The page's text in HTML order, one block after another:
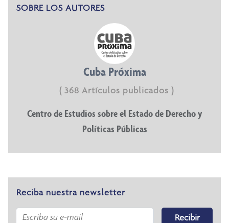
SOBRE LOS AUTORES
Cuba Próxima
( 368 Artículos publicados )
Centro de Estudios sobre el Estado de Derecho y
Políticas Públicas
Reciba nuestra newsletter
Recibir